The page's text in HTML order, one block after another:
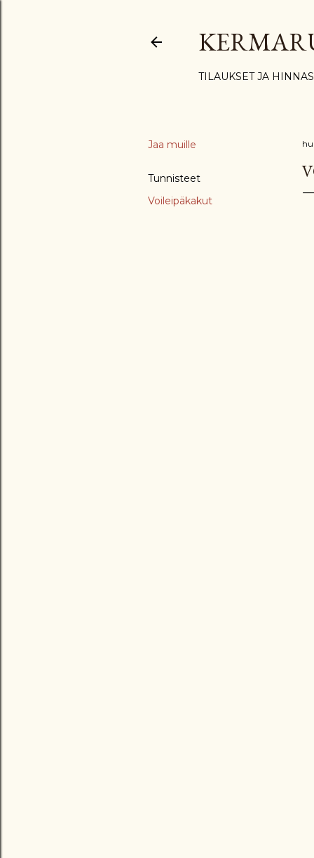
TILAUKSET JA
Jaa muille
Tunnisteet
Voileipäkakut